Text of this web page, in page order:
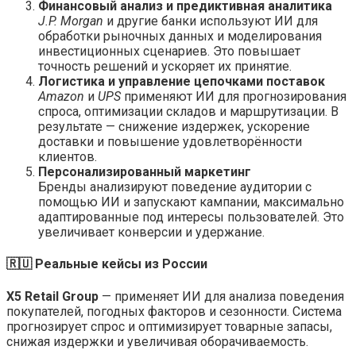
Финансовый анализ и предиктивная аналитика
J.P. Morgan и другие банки используют ИИ для
обработки рыночных данных и моделирования
инвестиционных сценариев. Это повышает
точность решений и ускоряет их принятие.
Логистика и управление цепочками поставок
Amazon и UPS применяют ИИ для прогнозирования
спроса, оптимизации складов и маршрутизации. В
результате — снижение издержек, ускорение
доставки и повышение удовлетворённости
клиентов.
Персонализированный маркетинг
Бренды анализируют поведение аудитории с
помощью ИИ и запускают кампании, максимально
адаптированные под интересы пользователей. Это
увеличивает конверсии и удержание.
🇷🇺 Реальные кейсы из России
X5 Retail Group — применяет ИИ для анализа поведения
покупателей, погодных факторов и сезонности. Система
прогнозирует спрос и оптимизирует товарные запасы,
снижая издержки и увеличивая оборачиваемость.